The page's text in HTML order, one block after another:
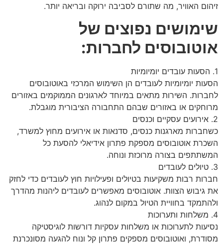
זיהום האוויר, מה שתורם לסביבה ירוקה ובריאה יותר.
שימושים נפוצים של
אוטובוסים לחברות:
1. הסעות עובדים יומיומיות
הסעות יומיומיות לעובדים הן השימוש המרכזי באוטובוסים
לחברות. השירות מתאים במיוחד לארגונים הממוקמים באזורים
מרוחקים או באזורים שבהם התחבורה הציבורית מוגבלת.
2. אירועים עסקיים וכנסים
כשחברות מארגנות כנסים, סדנאות או אירועים מחוץ למשרד,
השכרת אוטובוסים מספקת פתרון אידיאלי להסעת כל
המשתתפים בצורה מרוכזת ונוחה.
3. טיולים לעובדים
חברות רבות משקיעות בטיולים ופעילויות חוץ לעובדים כדי לחזק
את גיבוש הצוות. אוטובוסים מאפשרים לעובדים ליהנות מהדרך
ולהתמקד בחוויית הטיול במקום לנהוג.
4. משלחות ותערוכות
נסיעות לתערוכות או משלחות עסקיות דורשות לוגיסטיקה
מסודרת, ואוטובוסים מספקים פתרון קל ונוח להגעה מסונכרנת